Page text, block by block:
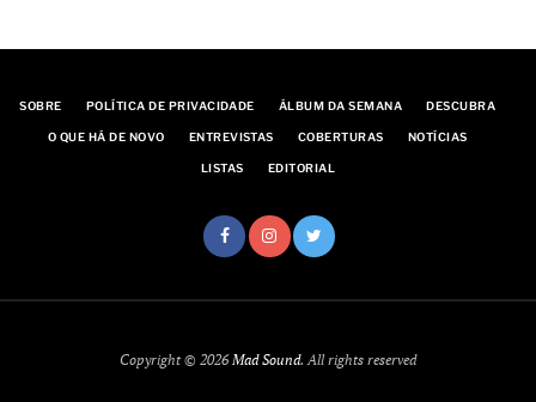
SOBRE POLÍTICA DE PRIVACIDADE ÁLBUM DA SEMANA DESCUBRA
O QUE HÁ DE NOVO ENTREVISTAS COBERTURAS NOTÍCIAS
LISTAS EDITORIAL
Copyright © 2026Mad Sound. All rights reserved